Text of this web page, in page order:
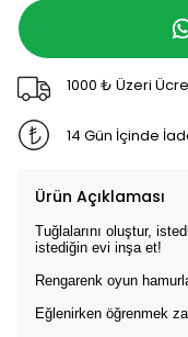
1000 ₺ Üzeri
14 Gün İçinde
Ürün Açıklaması
Tuğlalarını oluştur,
istediğin evi inşa et!
Rengarenk oyun
Eğlenirken öğrenmek